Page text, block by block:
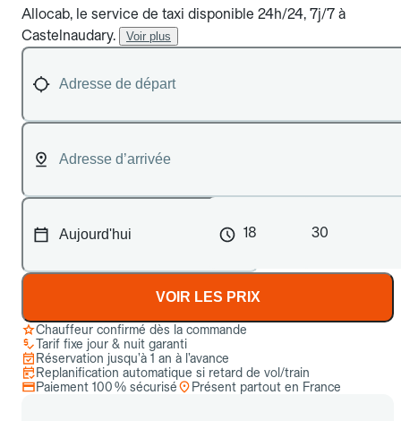
Allocab, le service de taxi disponible 24h/24, 7j/7 à
Castelnaudary.
Voir plus
18 30
VOIR LES PRIX
Chauffeur confirmé dès la commande
Tarif fixe jour & nuit garanti
Réservation jusqu’à 1 an à l’avance
Replanification automatique si retard de vol/train
Paiement 100 % sécurisé
Présent partout en France